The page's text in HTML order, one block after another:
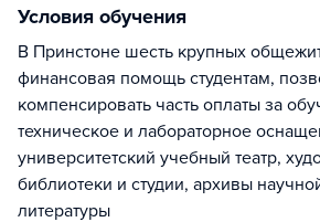
Условия обучения
В Принстоне шесть крупных
финансовая помощь студентам,
компенсировать часть оплаты за
техническое и лабораторное
университетский учебный театр,
библиотеки и студии, архивы
литературы